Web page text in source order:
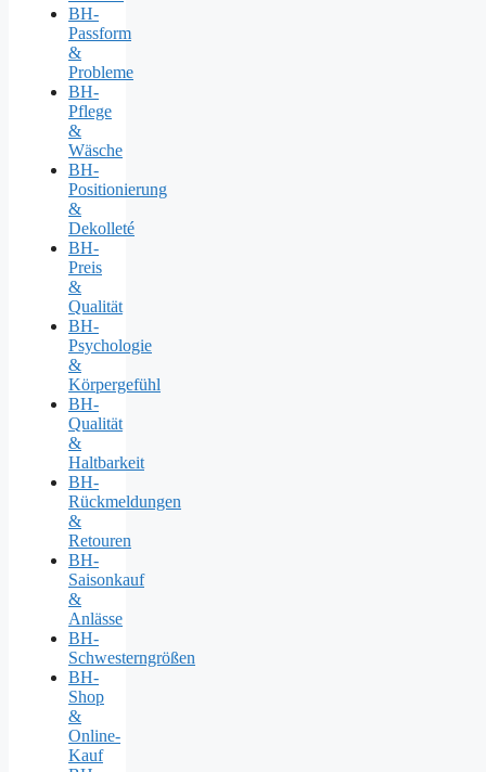
BH-
Passform
&
Probleme
BH-
Pflege
&
Wäsche
BH-
Positionierung
&
Dekolleté
BH-
Preis
&
Qualität
BH-
Psychologie
&
Körpergefühl
BH-
Qualität
&
Haltbarkeit
BH-
Rückmeldungen
&
Retouren
BH-
Saisonkauf
&
Anlässe
BH-
Schwesterngrößen
BH-
Shop
&
Online-
Kauf